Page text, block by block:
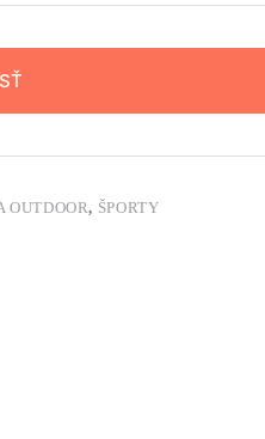
OUTDOOR, ŠPORTY